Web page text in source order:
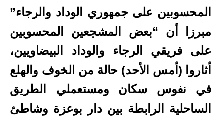
المحسوبين على جمهوري الوداد والرجاء”
مبرزا أن “بعض المشجعين المحسوبين
على فريقي الرجاء والوداد البيضاويين،
أثاروا (أمس الأحد) حالة من الخوف والهلع
في نفوس سكان ومستعملي الطريق
الساحلية الرابطة بين دار بوعزة وشاطئ